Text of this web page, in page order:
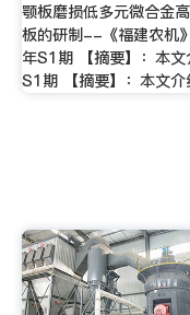
颚板磨损低多元微合金
板的研制--《福建农机
年S1期 【摘要】：本文
S1期 【摘要】：本文介